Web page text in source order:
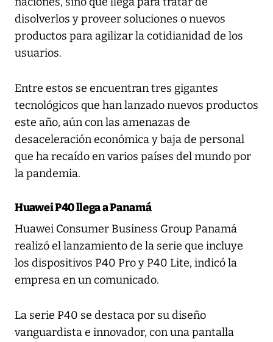
disolverlos y proveer soluciones o nuevos
productos para agilizar la cotidianidad de los
usuarios.
Entre estos se encuentran tres gigantes
tecnológicos que han lanzado nuevos productos
este año, aún con las amenazas de
desaceleración económica y baja de personal
que ha recaído en varios países del mundo por
la pandemia.
Huawei P40 llega a Panamá
Huawei Consumer Business Group Panamá
realizó el lanzamiento de la serie que incluye
los dispositivos P40 Pro y P40 Lite, indicó la
empresa en un comunicado.
La serie P40 se destaca por su diseño
vanguardista e innovador, con una pantalla